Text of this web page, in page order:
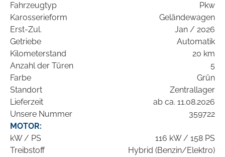
Fahrzeugtyp
Pkw
Karosserieform
Geländewagen
Erst-Zul.
Jan / 2026
Getriebe
Automatik
Kilometerstand
20 km
Anzahl der Türen
5
Farbe
Grün
Standort
Zentrallager
Lieferzeit
ab ca. 11.08.2026
Unsere Nummer
359722
MOTOR:
kW / PS
116 kW / 158 PS
Treibstoff
Hybrid (Benzin/Elektro)